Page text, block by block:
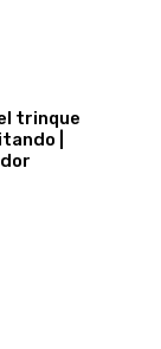
trinque
|